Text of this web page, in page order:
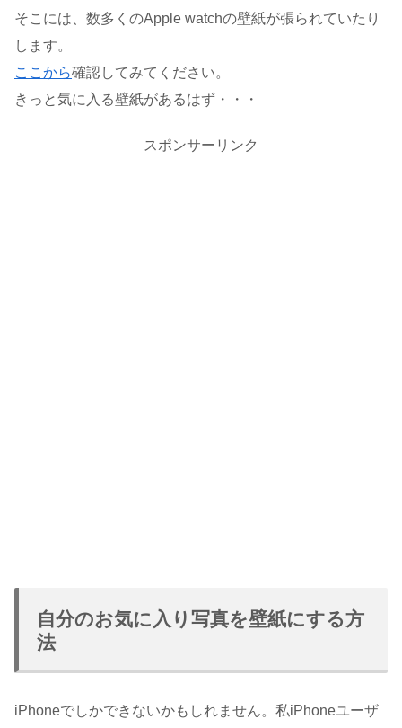
そこには、数多くのApple watchの壁紙が張られていたり
します。
ここから確認してみてください。
きっと気に入る壁紙があるはず・・・
スポンサーリンク
自分のお気に入り写真を壁紙にする方
法
iPhoneでしかできないかもしれません。私iPhoneユーザ